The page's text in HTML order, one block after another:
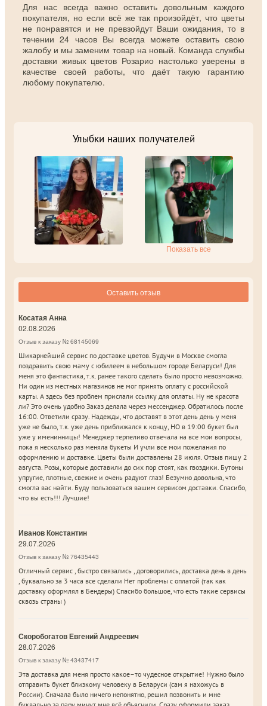
Для нас всегда важно оставить довольным каждого
покупателя, но если всё же так произойдёт, что цветы
не понравятся и не превзойдут Ваши ожидания, то в
течении 24 часов Вы всегда можете оставить свою
жалобу и мы заменим товар на новый. Команда службы
доставки живых цветов Розарио настолько уверены в
качестве своей работы, что даёт такую гарантию
любому покупателю.
Улыбки наших получателей
Показать все
Оставить отзыв
Косатая Анна
02.08.2026
Отзыв к заказу № 68145069
Шикарнейший сервис по доставке цветов. Будучи в Москве смогла
поздравить свою маму с юбилеем в небольшом городе Беларуси! Для
меня это фантастика, т.к. ранее такого сделать было просто невозможно.
Ни один из местных магазинов не мог принять оплату с российской
карты. А здесь без проблем прислали ссылку для оплаты. Ну не красота
ли? Это очень удобно Заказ делала через мессенджер. Обратилось после
16:00. Ответили сразу. Надежды, что доставят в этот день день у меня
уже не было, т.к. уже день приближался к концу, НО в 19:00 букет был
уже у именинницы! Менеджер терпеливо отвечала на все мои вопросы,
пока я несколько раз меняла букеты И учли все мои пожелания по
оформлению и доставке. Цветы были доставлены 28 июля. Отзыв пишу 2
августа. Розы, которые доставили до сих пор стоят, как гвоздики. Бутоны
упругие, плотные, свежие и очень радуют глаз! Безумно довольна, что
смогла вас найти. Буду пользоваться вашим сервисом доставки. Спасибо,
что вы есть!!! Лучшие!
Иванов Константин
29.07.2026
Отзыв к заказу № 76435443
Отличный сервис , быстро связались , договорились, доставка день в день
, буквально за 3 часа все сделали Нет проблемы с оплатой (так как
доставку оформлял в Бендеры) Спасибо большое, что есть такие сервисы
сквозь страны )
Скоробогатов Евгений Андреевич
28.07.2026
Отзыв к заказу № 43437417
Эта доставка для меня просто какое–то чудесное открытие! Нужно было
отправить букет близкому человеку в Беларуси (сам я нахожусь в
России). Сначала было ничего непонятно, решил позвонить и мне